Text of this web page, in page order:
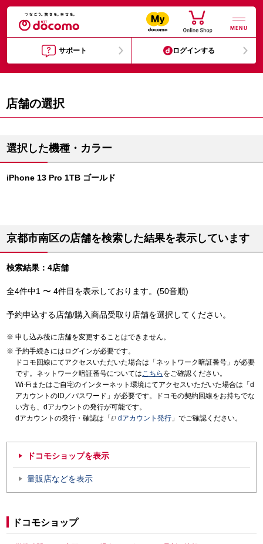
MENU
サポート ログインする
店舗の選択
選択した機種・カラー
iPhone 13 Pro 1TB ゴールド
京都市南区の店舗を検索した結果を表示しています
検索結果：4店舗
全4件中1 〜 4件目を表示しております。(50音順)
予約申込する店舗/購入商品受取り店舗を選択してください。
申し込み後に店舗を変更することはできません。
予約手続きにはログインが必要です。
ドコモ回線にてアクセスいただいた場合は「ネットワーク暗証番号」が必要
です。ネットワーク暗証番号についてはこちら をご確認ください。
Wi-Fiまたはご自宅のインターネット環境にてアクセスいただいた場合は「d
アカウントのID／パスワード」が必要です。ドコモの契約回線をお持ちでな
い方も、dアカウントの発行が可能です。
dアカウントの発行・確認は「
dアカウント発行 」でご確認ください。
ドコモショップを表示
量販店などを表示
ドコモショップ